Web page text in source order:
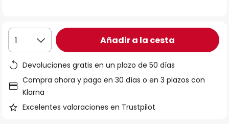
1 Añadir a la cesta
Devoluciones gratis en un plazo de 50 días
Compra ahora y paga en 30 días o en 3 plazos con
Klarna
Excelentes valoraciones en Trustpilot